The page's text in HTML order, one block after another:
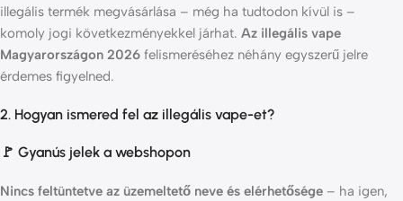
illegális termék megvásárlása – még ha tudtodon kívül is –
komoly jogi következményekkel járhat. Az illegális vape
Magyarországon 2026 felismeréséhez néhány egyszerű jelre
érdemes figyelned.
2. Hogyan ismered fel az illegális vape-et?
🚩 Gyanús jelek a webshopon
Nincs feltüntetve az üzemeltető neve és elérhetősége – ha igen,